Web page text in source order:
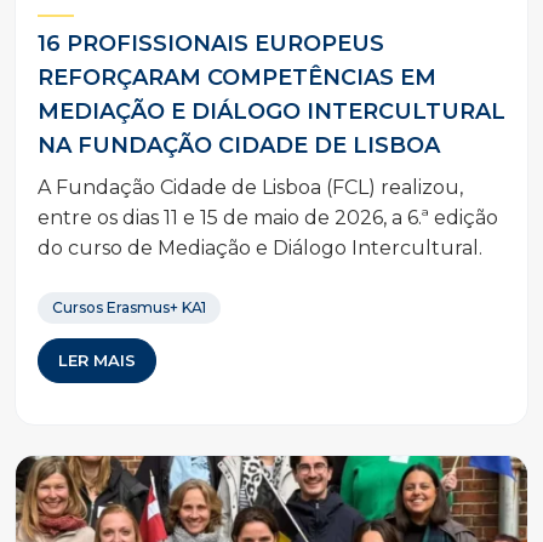
16 PROFISSIONAIS EUROPEUS
REFORÇARAM COMPETÊNCIAS EM
MEDIAÇÃO E DIÁLOGO INTERCULTURAL
NA FUNDAÇÃO CIDADE DE LISBOA
A Fundação Cidade de Lisboa (FCL) realizou,
entre os dias 11 e 15 de maio de 2026, a 6.ª edição
do curso de Mediação e Diálogo Intercultural.
Cursos Erasmus+ KA1
LER MAIS